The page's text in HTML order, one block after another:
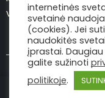
viskas, ko reikia
internetinės
svetainė
(cookies). Jei
naudokitės
įprastai.
galite sužinoti
politikoje.